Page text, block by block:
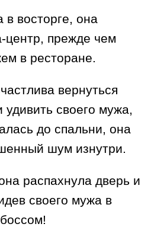
восторге, она
центр, прежде чем
в ресторане.
вернуться
своего мужа,
до спальни, она
шум изнутри.
распахнула дверь и
своего мужа в